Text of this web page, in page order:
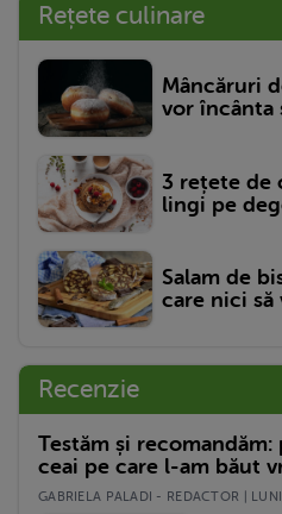
Rețete culinare
Mâncăruri
vor încânta
3 rețete de
lingi pe
Salam de
care nici să
Recenzie
Testăm și
ceai pe care l-am băut
GABRIELA PALADI - REDACTOR |